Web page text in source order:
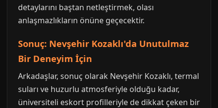
detaylarını baştan netleştirmek, olası
anlaşmazlıkların önüne geçecektir.
Sonuç: Nevşehir Kozaklı'da Unutulmaz
Bir Deneyim İçin
Arkadaşlar, sonuç olarak Nevşehir Kozaklı, termal
suları ve huzurlu atmosferiyle olduğu kadar,
üniversiteli eskort profilleriyle de dikkat çeken bir